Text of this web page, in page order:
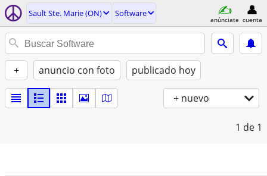
Sault Ste. Marie (ON) Software
anúnciate cuenta
+ anuncio con foto publicado hoy
+ nuevo
1 de 1